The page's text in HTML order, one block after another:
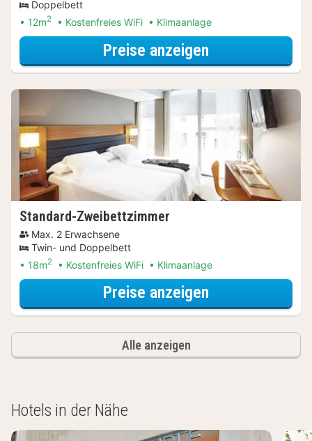
Doppelbett
12m2 Kostenfreies WiFi Klimaanlage
Preise anzeigen
Standard-Zweibettzimmer
Max. 2 Erwachsene
Twin- und Doppelbett
18m2 Kostenfreies WiFi Klimaanlage
Preise anzeigen
Alle anzeigen
Hotels in der Nähe